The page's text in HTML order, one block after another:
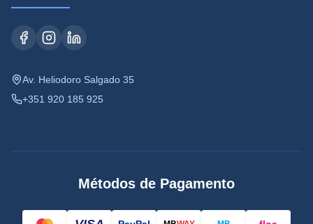
Av. Heliodoro Salgado 35
+351 920 185 925
Métodos de Pagamento